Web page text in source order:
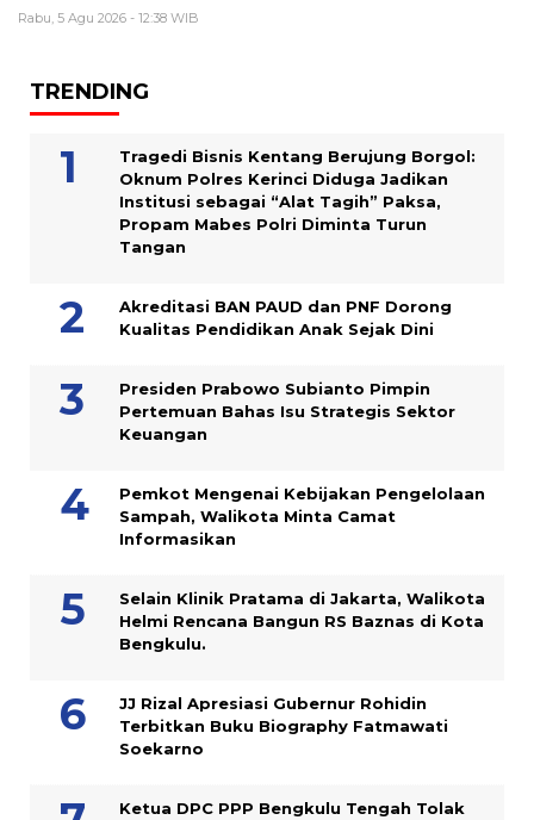
Rabu, 5 Agu 2026 - 12:38 WIB
TRENDING
Tragedi Bisnis Kentang Berujung Borgol:
Oknum Polres Kerinci Diduga Jadikan
Institusi sebagai “Alat Tagih” Paksa,
Propam Mabes Polri Diminta Turun
Tangan
Akreditasi BAN PAUD dan PNF Dorong
Kualitas Pendidikan Anak Sejak Dini
Presiden Prabowo Subianto Pimpin
Pertemuan Bahas Isu Strategis Sektor
Keuangan
Pemkot Mengenai Kebijakan Pengelolaan
Sampah, Walikota Minta Camat
Informasikan
Selain Klinik Pratama di Jakarta, Walikota
Helmi Rencana Bangun RS Baznas di Kota
Bengkulu.
JJ Rizal Apresiasi Gubernur Rohidin
Terbitkan Buku Biography Fatmawati
Soekarno
Ketua DPC PPP Bengkulu Tengah Tolak